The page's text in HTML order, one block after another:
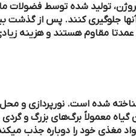
توسط فضولات ماهی بسیار
پس از گذشت بیش از یک
ها عمدتا مقاوم هستند و هزینه زیادی هم
و محل قرارگیری
بزرگ و گردی دارد که در
جذب میکند تا